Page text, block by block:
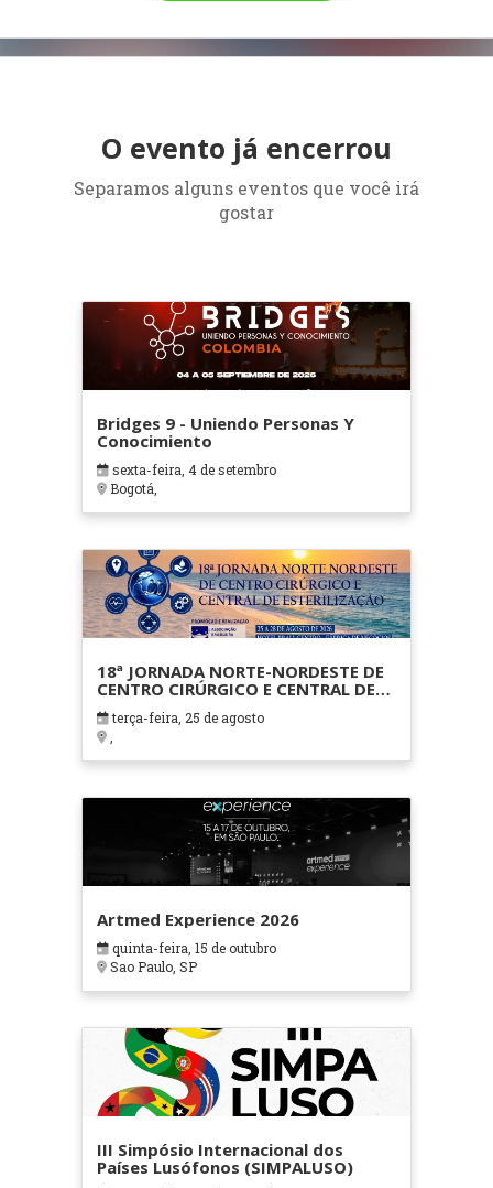
O evento já encerrou
Separamos alguns eventos que você irá
gostar
Bridges 9 - Uniendo Personas Y
Conocimiento
sexta-feira, 4 de setembro
Bogotá,
18ª JORNADA NORTE-NORDESTE DE
CENTRO CIRÚRGICO E CENTRAL DE
ESTERILIZAÇÃO
terça-feira, 25 de agosto
,
Artmed Experience 2026
quinta-feira, 15 de outubro
Sao Paulo, SP
III Simpósio Internacional dos
Países Lusófonos (SIMPALUSO)